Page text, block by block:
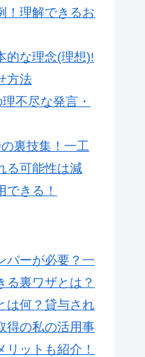
！理解できるお
的な理念(理想)!
方法
不尽な発言・
裏技集！一工
る可能性は減
できる！
バーが必要？一
る裏ワザとは？
は何？貸与され
得の私の活用事
ットも紹介！